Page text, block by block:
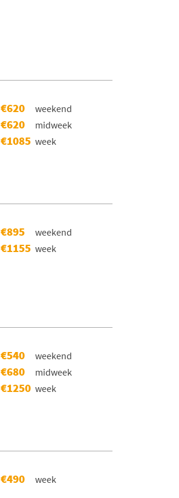
€620 weekend
€620 midweek
€1085 week
€895 weekend
€1155 week
€540 weekend
€680 midweek
€1250 week
€490 week